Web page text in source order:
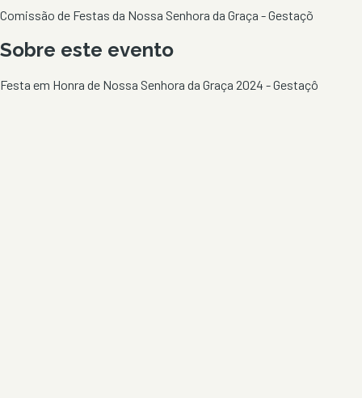
Comissão de Festas da Nossa Senhora da Graça - Gestaçõ
Sobre este evento
Festa em Honra de Nossa Senhora da Graça 2024 - Gestaçô